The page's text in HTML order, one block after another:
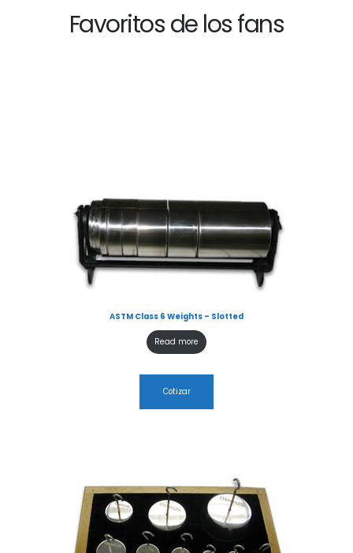
Favoritos de los fans
ASTM Class 6 Weights – Slotted
Read more
Cotizar